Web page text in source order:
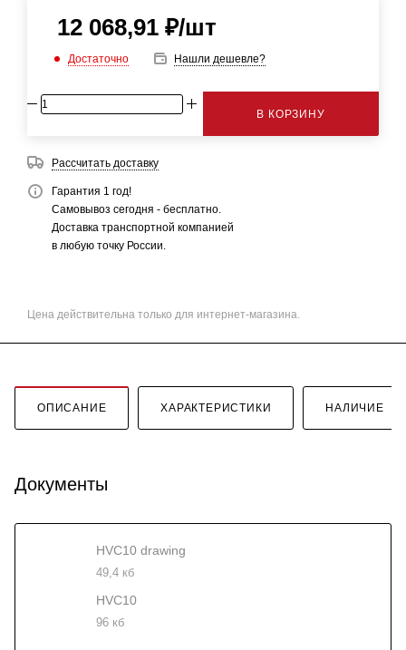
12 068,91 ₽/шт
Достаточно Нашли дешевле?
В КОРЗИНУ
Рассчитать доставку
Гарантия 1 год!
Самовывоз сегодня - бесплатно.
Доставка транспортной компанией
в любую точку России.
Цена действительна только для интернет-магазина.
ОПИСАНИЕ ХАРАКТЕРИСТИКИ НАЛИЧИЕ
Документы
HVC10 drawing
49,4 кб
HVC10
96 кб